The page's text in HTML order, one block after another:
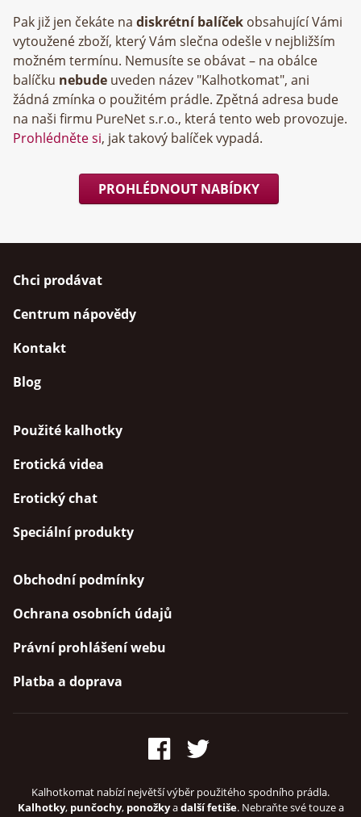
Pak již jen čekáte na diskrétní balíček obsahující Vámi
vytoužené zboží, který Vám slečna odešle v nejbližším
možném termínu. Nemusíte se obávat – na obálce
balíčku nebude uveden název "Kalhotkomat", ani
žádná zmínka o použitém prádle. Zpětná adresa bude
na naši firmu
, která tento web provozuje.
Prohlédněte si, jak takový balíček vypadá.
PROHLÉDNOUT NABÍDKY
Chci prodávat
Centrum nápovědy
Kontakt
Blog
Použité kalhotky
Erotická videa
Erotický chat
Speciální produkty
Obchodní podmínky
Ochrana osobních údajů
Právní prohlášení webu
Platba a doprava
Kalhotkomat nabízí největší výběr použitého spodního prádla.
Kalhotky, punčochy, ponožkyadalší fetiše. Nebraňte své touze a